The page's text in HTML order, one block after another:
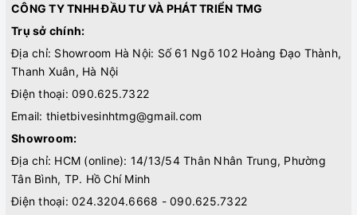
CÔNG TY TNHH ĐẦU TƯ VÀ PHÁT TRIỂN TMG
Trụ sở chính:
Địa chỉ: Showroom Hà Nội: Số 61 Ngõ 102 Hoàng Đạo Thành,
Thanh Xuân, Hà Nội
Điện thoại: 090.625.7322
Email: thietbivesinhtmg@gmail.com
Showroom:
Địa chỉ: HCM (online): 14/13/54 Thân Nhân Trung, Phường
Tân Bình, TP. Hồ Chí Minh
Điện thoại: 024.3204.6668 - 090.625.7322